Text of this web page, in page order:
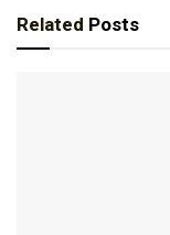
Related Posts